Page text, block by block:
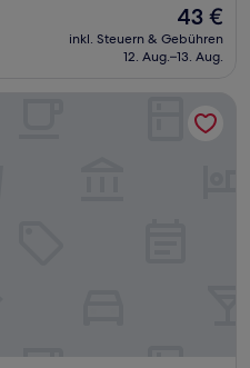
Der
Preis
beträgt
43 €
inkl. Steuern & Gebühren
12. Aug.–13. Aug.